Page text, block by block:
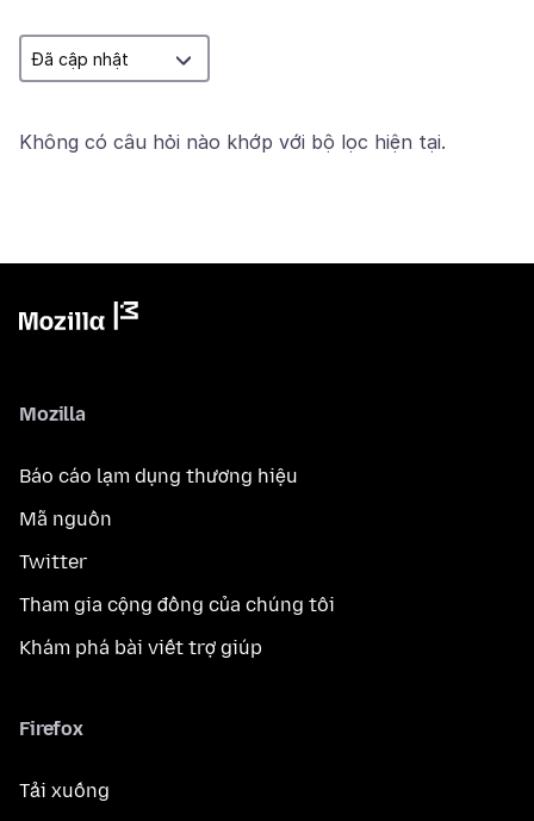
Không có câu hỏi nào khớp với bộ lọc hiện tại.
Mozilla
Báo cáo lạm dụng thương hiệu
Mã nguồn
Twitter
Tham gia cộng đồng của chúng tôi
Khám phá bài viết trợ giúp
Firefox
Tải xuống